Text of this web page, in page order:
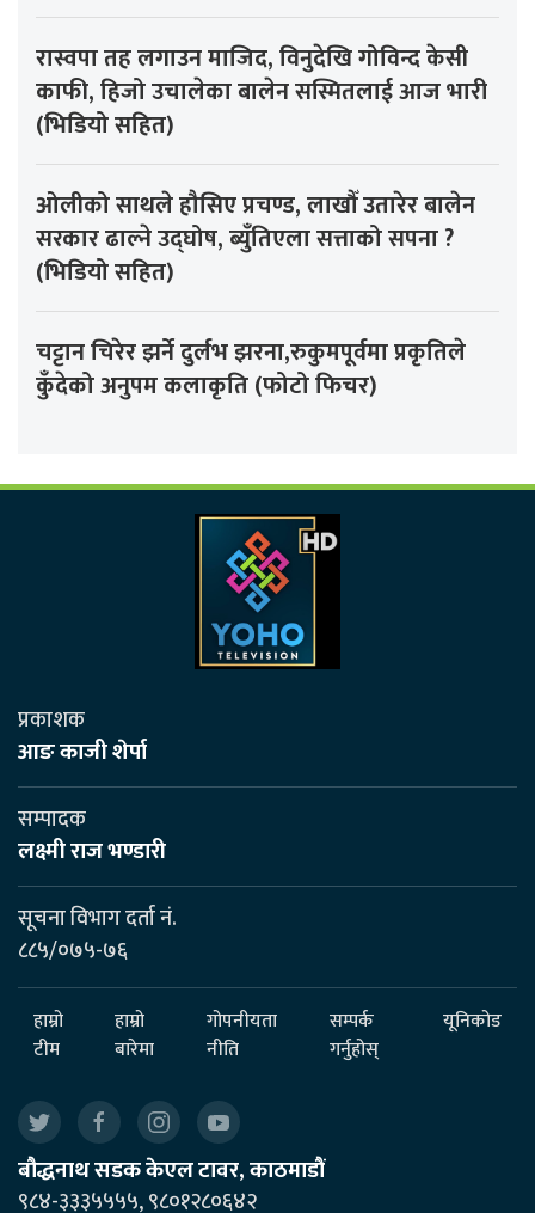
रास्वपा तह लगाउन माजिद, विनुदेखि गोविन्द केसी
काफी, हिजो उचालेका बालेन सस्मितलाई आज भारी
(भिडियो सहित)
ओलीको साथले हौसिए प्रचण्ड, लाखौँ उतारेर बालेन
सरकार ढाल्ने उद्घोष, ब्युँतिएला सत्ताको सपना ?
(भिडियो सहित)
चट्टान चिरेर झर्ने दुर्लभ झरना,रुकुमपूर्वमा प्रकृतिले
कुँदेको अनुपम कलाकृति (फोटो फिचर)
प्रकाशक
आङ काजी शेर्पा
सम्पादक
लक्ष्मी राज भण्डारी
सूचना विभाग दर्ता नं.
८८५/०७५-७६
हाम्रो
टीम
हाम्रो
बारेमा
गोपनीयता
नीति
सम्पर्क
गर्नुहोस्
यूनिकोड
बौद्धनाथ सडक केएल टावर, काठमाडौं
९८४-३३३५५५५, ९८०१२८०६४२